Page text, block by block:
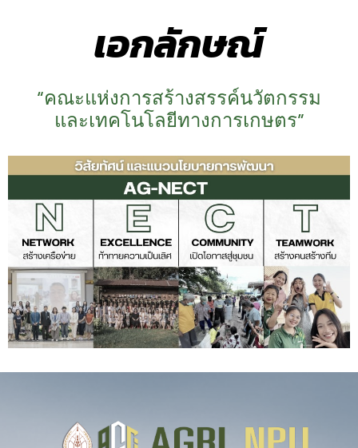
เอกลักษณ์
“คณะแห่งการสร้างสรรค์นวัตกรรม
และเทคโนโลยีทางการเกษตร”